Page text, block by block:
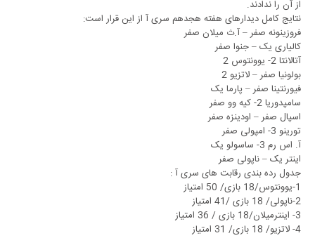
از آن را ندادند.
نتایج کامل دیدارهای هفته هجدهم سری آ از این قرار است:
فروزینونه صفر – آ.ث میلان صفر
کالیاری یک – جنوا صفر
آتالانتا 2- یوونتوس 2
بولونیا صفر – لاتزیو 2
فیورنتینا صفر – پارما یک
سامپدوریا 2- کیه وو صفر
اسپال صفر – اودینزه صفر
تورینو 3- امپولی صفر
آ. اس رم 3- ساسولو یک
اینتر یک – ناپولی صفر
جدول رده بندی رقابت های سری آ :
1-یوونتوس/18 بازی/ 50 امتیاز
2-ناپولی/ 18 بازی /41 امتیاز
3- اینترمیلان/18 بازی / 36 امتیاز
4- لاتزیو/ 18 بازی/ 31 امتیاز